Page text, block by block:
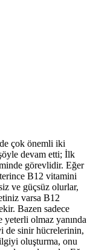
çok önemli iki
devam etti; İlk
görevlidir. Eğer
B12 vitamini
ve güçsüz olurlar,
varsa B12
Bazen sadece
yeterli olmaz yanında
de sinir hücrelerinin,
oluşturma, onu